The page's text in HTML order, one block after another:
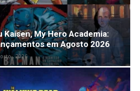
Kaisen, My Hero Academia:
em Agosto 2026
, 2026